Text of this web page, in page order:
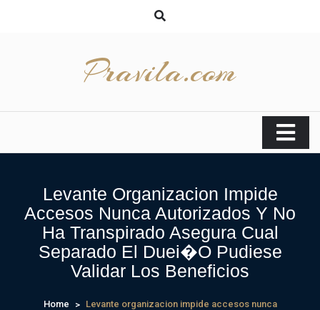
Pravila.com
Levante Organizacion Impide
Accesos Nunca Autorizados Y No
Ha Transpirado Asegura Cual
Separado El Duei�o Pudiese
Validar Los Beneficios
Home
Levante organizacion impide accesos nunca